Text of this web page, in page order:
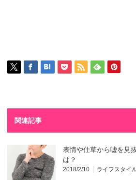
関連記事
表情や仕草から嘘を見
は？
2018/2/10 ライフスタイ